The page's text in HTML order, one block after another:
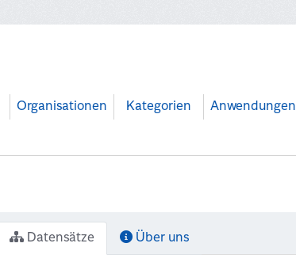
Organisationen Kategorien Anwendungen
Datensätze Über uns